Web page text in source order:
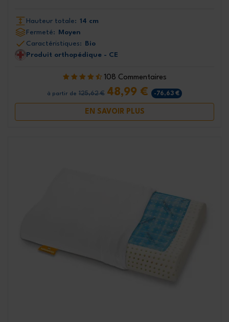
Hauteur totale: 14 cm
Fermeté: Moyen
Caractéristiques: Bio
Produit orthopédique - CE
108 Commentaires
à partir de 125,62 € 48,99 € -76,63 €
EN SAVOIR PLUS